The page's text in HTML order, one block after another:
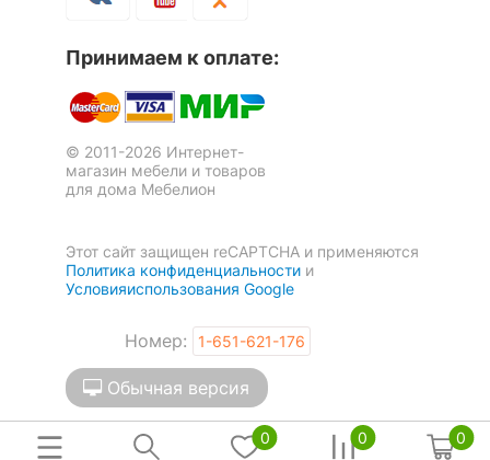
Принимаем к оплате:
© 2011-2026 Интернет-
магазин мебели и товаров
для дома Мебелион
Этот сайт защищен reCAPTCHA и применяются
Политика конфиденциальности и
Условияиспользования Google
Номер: 1-651-621-176
Обычная версия
0 0 0